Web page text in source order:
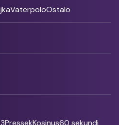
VaterpoloOstalo